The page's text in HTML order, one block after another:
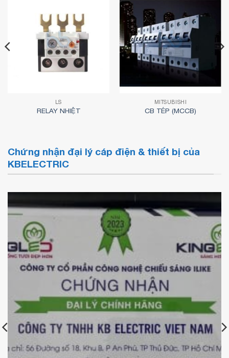
LS
RELAY NHIỆT
MITSUBISHI
CB TÉP (MCCB)
Chứng nhận đại lý cáp điện & thiết bị của
KBELECTRIC